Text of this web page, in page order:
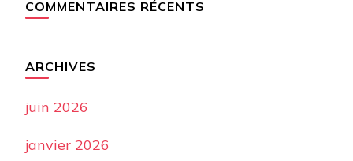
COMMENTAIRES RÉCENTS
ARCHIVES
juin 2026
janvier 2026